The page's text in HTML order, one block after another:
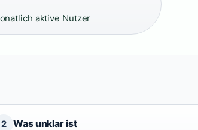
aktive Nutzer
2 Was unklar ist